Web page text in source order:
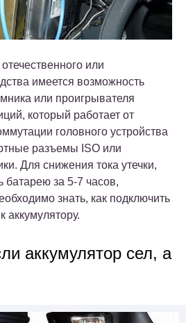
или
имеется возможность
или проигрывателя
который работает от
головного устройства
разъемы ISO или
Для снижения тока утечки,
батарею за 5-7 часов,
знать, как подключить
аккумулятору.
аккумулятор сел, а